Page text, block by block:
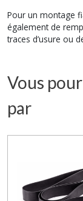
Pour un montage
également de
traces d’usure ou
Vous
par